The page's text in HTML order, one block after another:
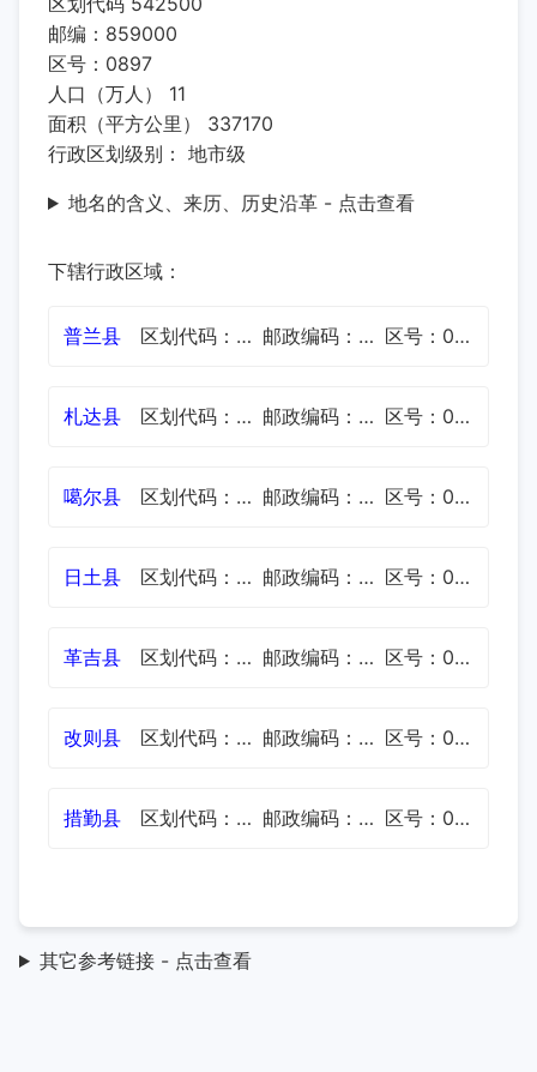
邮编：859000
区号：0897
人口（万人） 11
面积（平方公里） 337170
行政区划级别： 地市级
地名的含义、来历、历史沿革 - 点击查看
下辖行政区域：
普兰县 区划代码：542521 邮政编码：859500 区号：0897
札达县 区划代码：542522 邮政编码：859600 区号：0897
噶尔县 区划代码：542523 邮政编码：859400 区号：0897
日土县 区划代码：542524 邮政编码：859700 区号：0897
革吉县 区划代码：542525 邮政编码：859100 区号：0897
改则县 区划代码：542526 邮政编码：859200 区号：0897
措勤县 区划代码：542527 邮政编码：859300 区号：0897
其它参考链接 - 点击查看